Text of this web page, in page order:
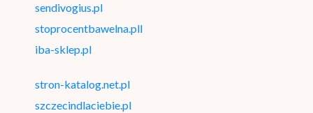
sendivogius.pl
stoprocentbawelna.pll
iba-sklep.pl
stron-katalog.net.pl
szczecindlaciebie.pl